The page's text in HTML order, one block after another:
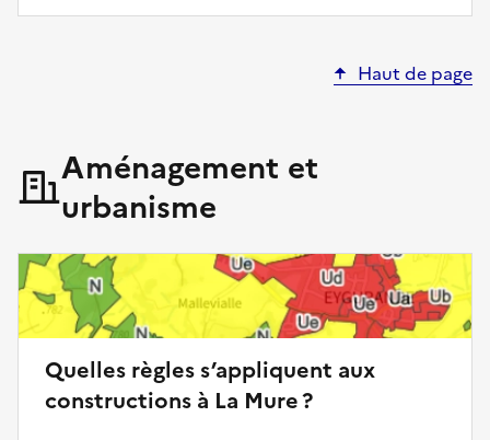
Haut de page
Aménagement et
urbanisme
Quelles règles s’appliquent aux
constructions à La Mure ?